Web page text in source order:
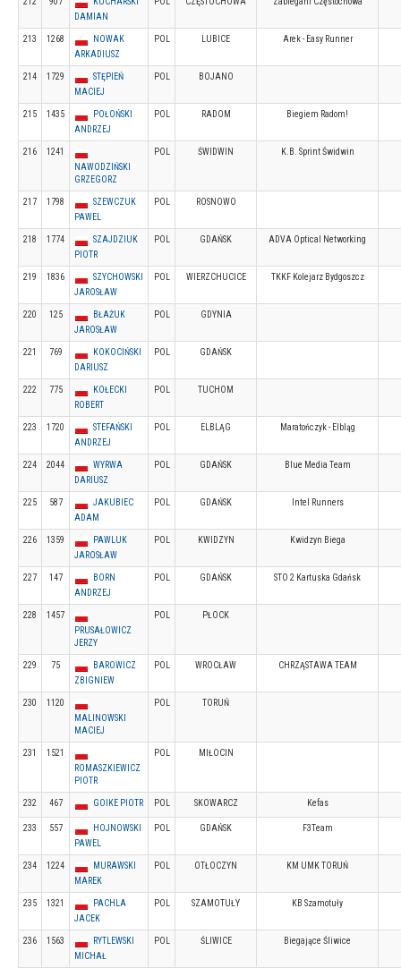
DAMIAN
213 1268
NOWAK
ARKADIUSZ
POL LUBICE Arek - Easy Runner
214 1729
STĘPIEŃ
MACIEJ
POL BOJANO
215 1435
POŁOŃSKI
ANDRZEJ
POL RADOM Biegiem Radom!
216
1241
NAWODZIŃSKI
GRZEGORZ
POL ŚWIDWIN K.B. Sprint Świdwin
217 1798
SZEWCZUK
PAWEL
POL ROSNOWO
218 1774
SZAJDZIUK
PIOTR
POL GDAŃSK ADVA Optical Networking
219 1836
SZYCHOWSKI
JAROSŁAW
POL WIERZCHUCICE TKKF Kolejarz Bydgoszcz
220 125
BŁAŻUK
JAROSŁAW
POL GDYNIA
221 769
KOKOCIŃSKI
DARIUSZ
POL GDAŃSK
222 775
KOŁECKI
ROBERT
POL TUCHOM
223 1720
STEFAŃSKI
ANDRZEJ
POL ELBLĄG Maratończyk - Elbląg
224 2044
WYRWA
DARIUSZ
POL GDAŃSK Blue Media Team
225 587
JAKUBIEC
ADAM
POL GDAŃSK Intel Runners
226 1359
PAWLUK
JAROSŁAW
POL KWIDZYN Kwidzyn Biega
227 147
BORN
ANDRZEJ
POL GDAŃSK STO 2 Kartuska Gdańsk
228
1457
PRUSAŁOWICZ
JERZY
POL PŁOCK
229 75
BAROWICZ
ZBIGNIEW
POL WROCŁAW CHRZĄSTAWA TEAM
230
1120
MALINOWSKI
MACIEJ
POL TORUŃ
231
1521
ROMASZKIEWICZ
PIOTR
POL MIŁOCIN
232 467 GOIKE PIOTR POL SKOWARCZ Kefas
233 557
HOJNOWSKI
PAWEL
POL GDAŃSK F3Team
234 1224
MURAWSKI
MAREK
POL OTŁOCZYN KM UMK TORUŃ
235 1321
PACHLA
JACEK
POL SZAMOTUŁY KB Szamotuły
236 1563
RYTLEWSKI
MICHAŁ
POL ŚLIWICE Biegające Śliwice